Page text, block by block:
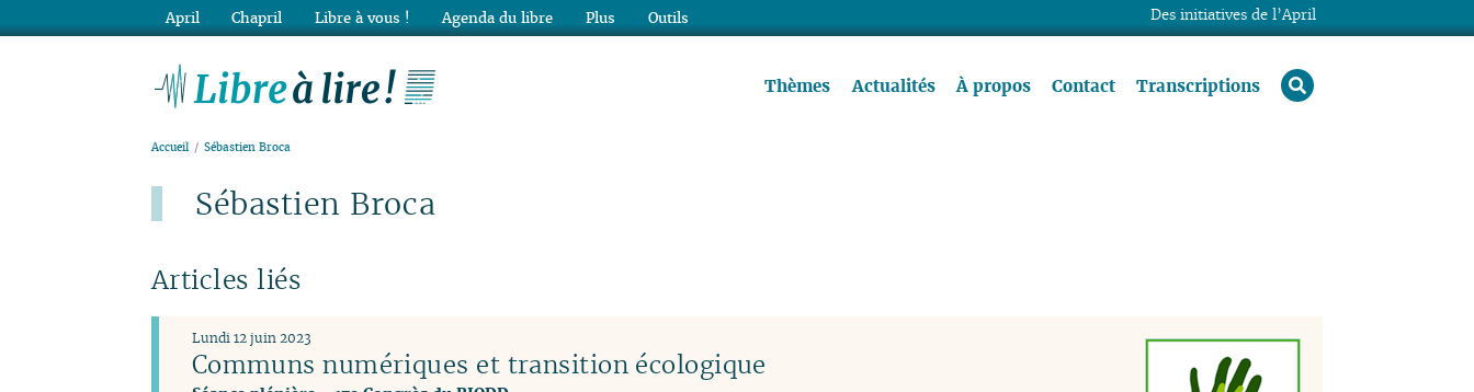
Thèmes Actualités À propos Contact Transcriptions rechercher
Accueil Sébastien Broca
Sébastien Broca
Articles liés
Communs numériques et transition écologique
Lundi 12 juin 2023
Des initiatives de l’April
April Chapril Libre à vous ! Agenda du libre Plus Outils